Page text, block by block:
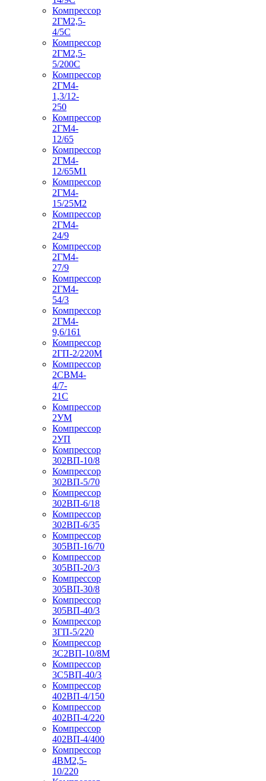
Компрессор
2ГМ2,5-
4/5С
Компрессор
2ГМ2,5-
5/200С
Компрессор
2ГМ4-
1,3/12-
250
Компрессор
2ГМ4-
12/65
Компрессор
2ГМ4-
12/65М1
Компрессор
2ГМ4-
15/25М2
Компрессор
2ГМ4-
24/9
Компрессор
2ГМ4-
27/9
Компрессор
2ГМ4-
54/3
Компрессор
2ГМ4-
9,6/161
Компрессор
2ГП-2/220М
Компрессор
2СВМ4-
4/7-
21С
Компрессор
2УМ
Компрессор
2УП
Компрессор
302ВП-10/8
Компрессор
302ВП-5/70
Компрессор
302ВП-6/18
Компрессор
302ВП-6/35
Компрессор
305ВП-16/70
Компрессор
305ВП-20/3
Компрессор
305ВП-30/8
Компрессор
305ВП-40/3
Компрессор
3ГП-5/220
Компрессор
3С2ВП-10/8М
Компрессор
3С5ВП-40/3
Компрессор
402ВП-4/150
Компрессор
402ВП-4/220
Компрессор
402ВП-4/400
Компрессор
4ВМ2,5-
10/220